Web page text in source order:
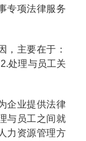
专项法律服务
，主要在于：
处理与员工关
企业提供法律
与员工之间就
力资源管理方